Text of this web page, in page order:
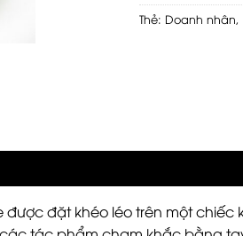
Thẻ: Doanh nhân,
đặt khéo léo trên một